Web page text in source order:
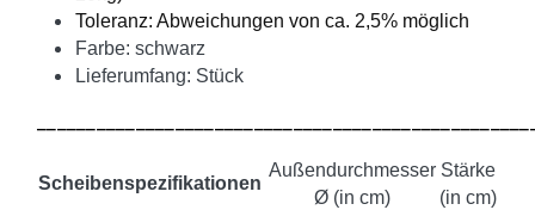
Toleranz: Abweichungen von ca. 2,5% möglich
Farbe: schwarz
Lieferumfang: Stück
Scheibenspezifikationen
Außendurchmesser
Ø (in cm)
Stärke
(in cm)